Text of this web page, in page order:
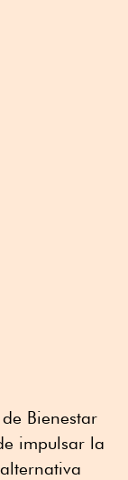
Bienestar
impulsar la